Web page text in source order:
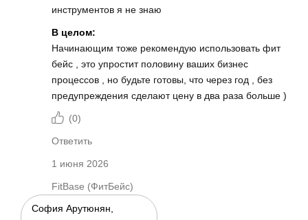
инструментов я не знаю
В целом:
Начинающим тоже рекомендую использовать фит
бейс , это упростит половину ваших бизнес
процессов , но будьте готовы, что через год , без
предупреждения сделают цену в два раза больше )
(0)
Ответить
1 июня 2026
FitBase (ФитБейс)